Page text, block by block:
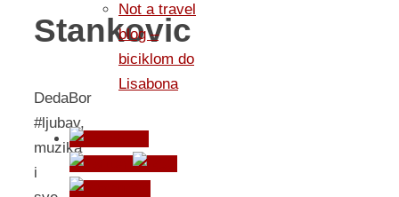
Stankovic
DedaBor
#ljubav,
muzika
i
Not a travel
blog –
biciklom do
Lisabona